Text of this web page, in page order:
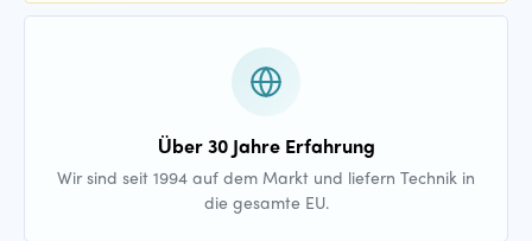
Über 30 Jahre Erfahrung
Wir sind seit 1994 auf dem Markt und liefern Technik in
die gesamte EU.